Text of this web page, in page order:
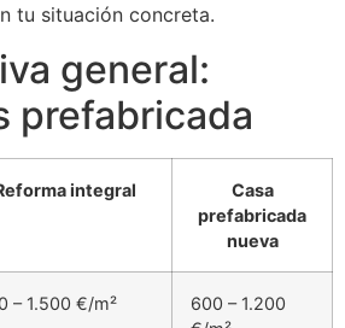
tu situación concreta.
general:
prefabricada
integral
Casa
prefabricada
nueva
– 1.500 €/m²
600 – 1.200